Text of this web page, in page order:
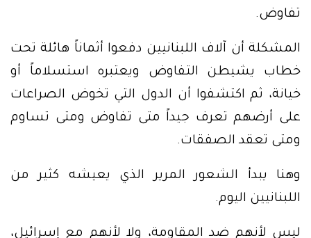
تفاوض.
المشكلة أن آلاف اللبنانيين دفعوا أثماناً هائلة تحت
خطاب يشيطن التفاوض ويعتبره استسلاماً أو
خيانة، ثم اكتشفوا أن الدول التي تخوض الصراعات
على أرضهم تعرف جيداً متى تفاوض ومتى تساوم
ومتى تعقد الصفقات.
وهنا يبدأ الشعور المرير الذي يعيشه كثير من
اللبنانيين اليوم.
ليس لأنهم ضد المقاومة، ولا لأنهم مع إسرائيل،